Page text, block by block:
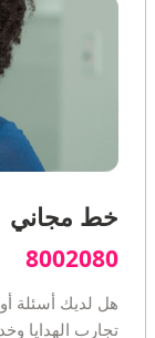
خط مجاني
8002080
هل لديك أسئلة
تجارب الهدايا